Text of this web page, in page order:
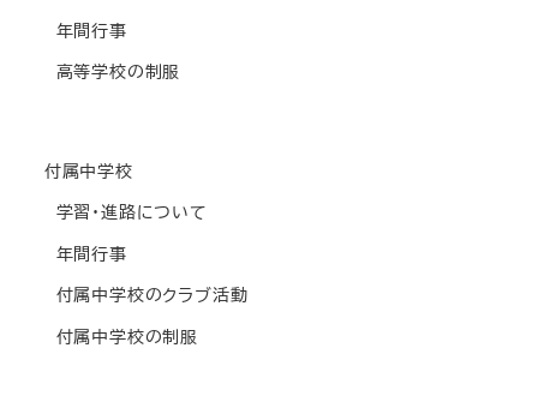
年間行事
高等学校の制服
付属中学校
学習・進路について
年間行事
付属中学校のクラブ活動
付属中学校の制服